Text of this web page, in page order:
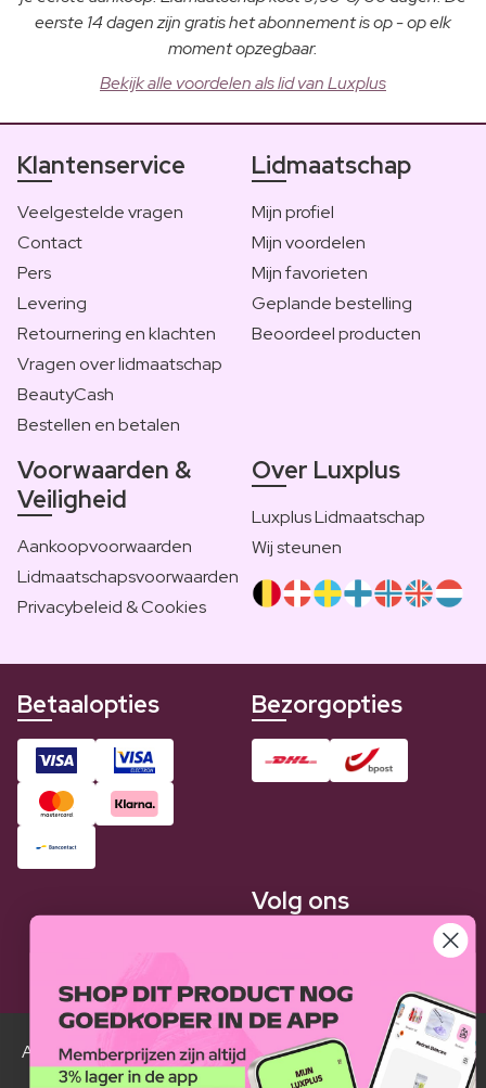
eerste 14 dagen zijn gratis het abonnement is op - op elk
moment opzegbaar.
Bekijk alle voordelen als lid van Luxplus
Klantenservice
Veelgestelde vragen
Contact
Pers
Levering
Retournering en klachten
Vragen over lidmaatschap
BeautyCash
Bestellen en betalen
Lidmaatschap
Mijn profiel
Mijn voordelen
Mijn favorieten
Geplande bestelling
Beoordeel producten
Voorwaarden &
Veiligheid
Aankoopvoorwaarden
Lidmaatschapsvoorwaarden
Privacybeleid & Cookies
Over Luxplus
Luxplus Lidmaatschap
Wij steunen
Betaalopties Bezorgopties
Volg ons
Alle Luxplus ledenprijzen zijn weergegeven in vergelijking
met de normale prijzen.